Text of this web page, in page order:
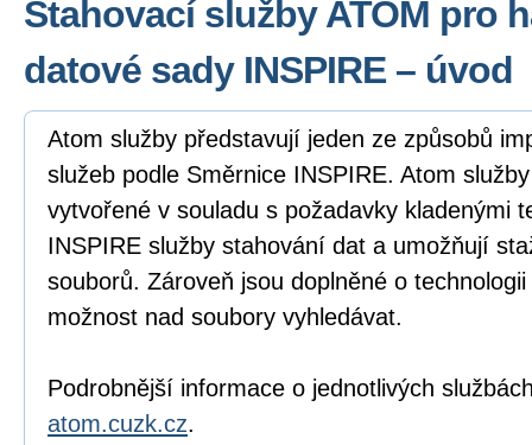
Stahovací služby ATOM pro
datové sady INSPIRE – úvod
Atom služby představují jeden ze způsobů
služeb podle Směrnice INSPIRE. Atom
vytvořené v souladu s požadavky kladenými
INSPIRE služby stahování dat a umožňují
souborů. Zároveň jsou doplněné o
možnost nad soubory vyhledávat.
Podrobnější informace o jednotlivých
atom.cuzk.cz.